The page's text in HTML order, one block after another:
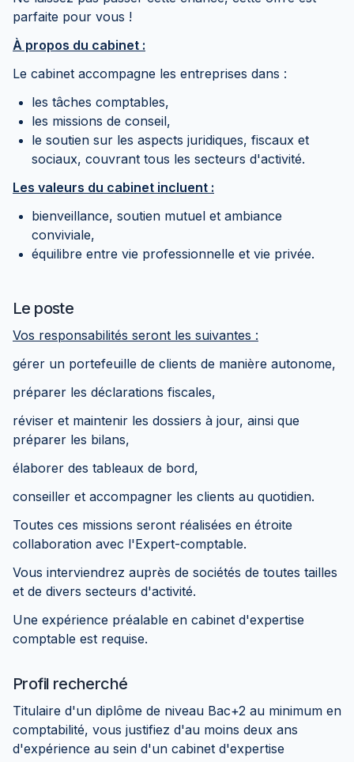
parfaite pour vous !
À propos du cabinet :
Le cabinet accompagne les entreprises dans :
les tâches comptables,
les missions de conseil,
le soutien sur les aspects juridiques, fiscaux et
sociaux, couvrant tous les secteurs d'activité.
Les valeurs du cabinet incluent :
bienveillance, soutien mutuel et ambiance
conviviale,
équilibre entre vie professionnelle et vie privée.
Le poste
Vos responsabilités seront les suivantes :
gérer un portefeuille de clients de manière autonome,
préparer les déclarations fiscales,
réviser et maintenir les dossiers à jour, ainsi que
préparer les bilans,
élaborer des tableaux de bord,
conseiller et accompagner les clients au quotidien.
Toutes ces missions seront réalisées en étroite
collaboration avec l'Expert-comptable.
Vous interviendrez auprès de sociétés de toutes tailles
et de divers secteurs d'activité.
Une expérience préalable en cabinet d'expertise
comptable est requise.
Profil recherché
Titulaire d'un diplôme de niveau Bac+2 au minimum en
comptabilité, vous justifiez d'au moins deux ans
d'expérience au sein d'un cabinet d'expertise